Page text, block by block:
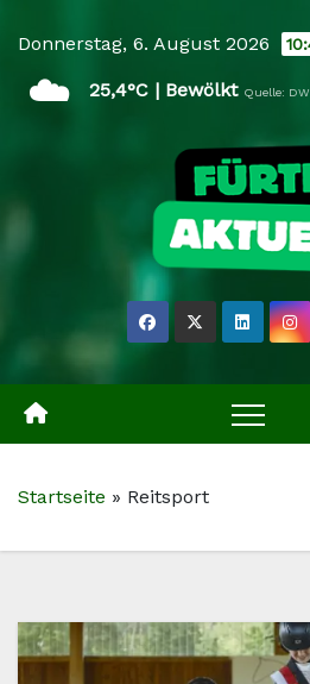
content
Donnerstag, 6. August 2026
☁️ 25,4°C | Bewölkt Quelle:
Startseite » Reitsport